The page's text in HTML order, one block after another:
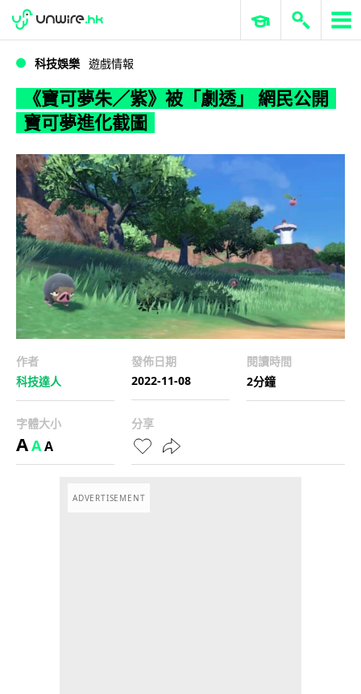
WWDC 2026 ERP 與商業 AI
科技娛樂 遊戲情報
《寶可夢朱／紫》被「劇透」 網民公開
寶可夢進化截圖
作者
科技達人
發佈日期
2022-11-08
閱讀時間
2分鐘
字體大小
AAA
分享
ADVERTISEMENT